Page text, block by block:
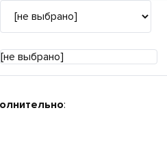
[не выбрано]
: